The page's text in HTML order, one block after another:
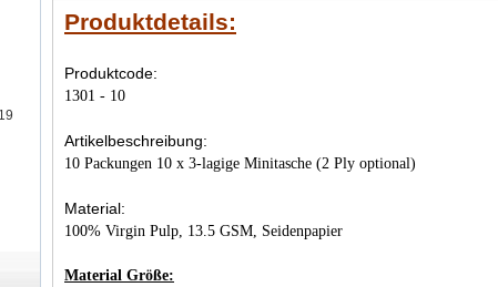
Produktdetails:
Produktcode:
1301 - 10
Artikelbeschreibung:
10 Packungen 10 x 3-lagige Minitasche (2 Ply optional)
Material:
100% Virgin Pulp, 13.5 GSM, Seidenpapier
Material Größe: